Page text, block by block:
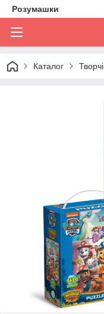
Розумашки
Каталог